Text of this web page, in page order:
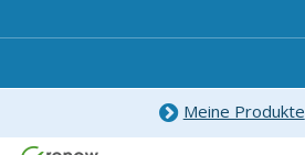
Meine Produkte